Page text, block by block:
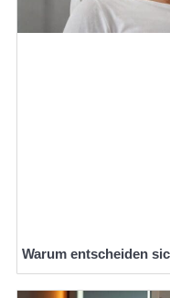
Warum entscheiden